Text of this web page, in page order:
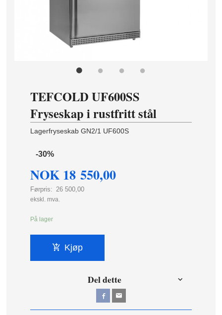
TEFCOLD UF600SS
Fryseskap i rustfritt stål
Lagerfryseskab GN2/1 UF600S
NOK 18 550,00
Førpris: 26 500,00
Rabatt
-30%
ekskl. mva.
På lager
Kjøp
Del dette